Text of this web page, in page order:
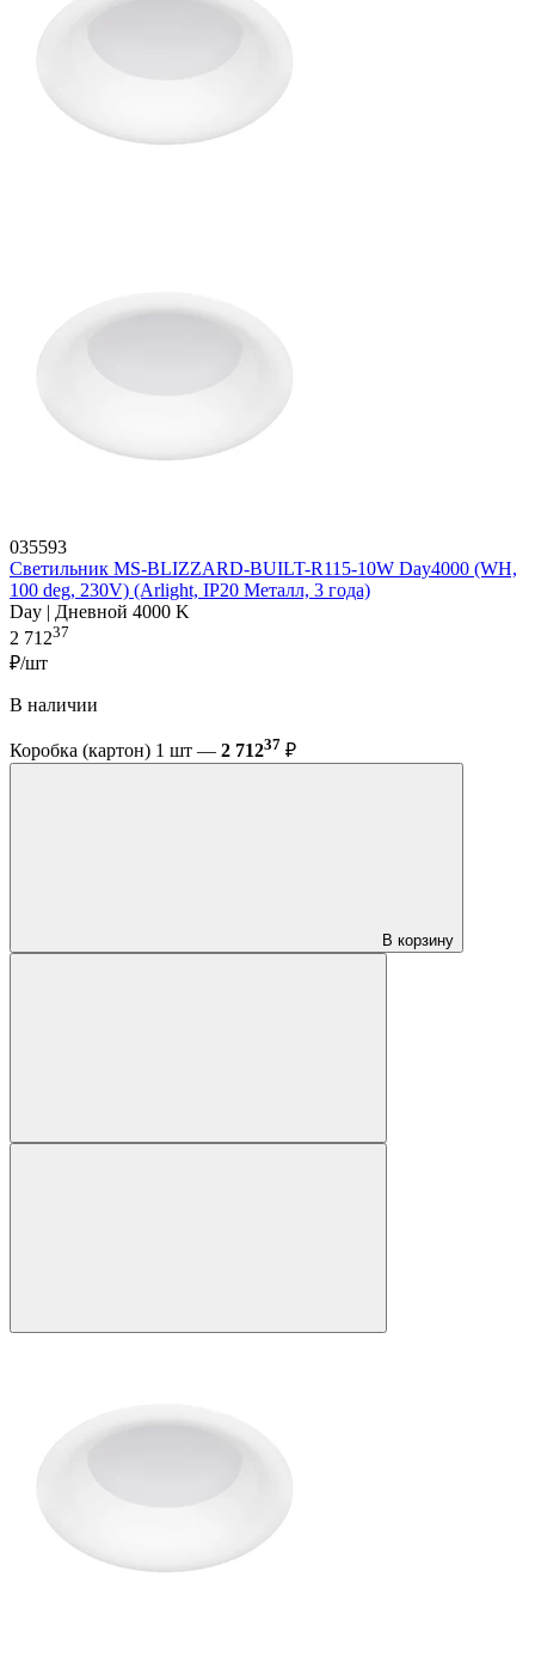
035593
Светильник MS-BLIZZARD-BUILT-R115-10W Day4000 (WH,
100 deg, 230V) (Arlight, IP20 Металл, 3 года)
Day | Дневной 4000 K
2 71237
₽/шт
В наличии
Коробка (картон) 1 шт — 2 71237 ₽
В корзину